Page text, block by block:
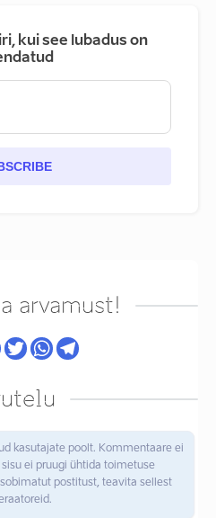
kui see lubadus on
arvamust!
kasutajate poolt. Kommentaare ei
ei pruugi ühtida toimetuse
postitust, teavita sellest